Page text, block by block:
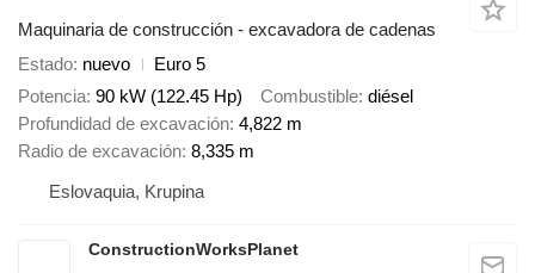
Maquinaria de construcción - excavadora de cadenas
Estado nuevo
Euro 5
Potencia 90 kW (122.45 Hp) Combustible diésel
Profundidad de excavación 4,822 m
Radio de excavación 8,335 m
Eslovaquia, Krupina
ConstructionWorksPlanet